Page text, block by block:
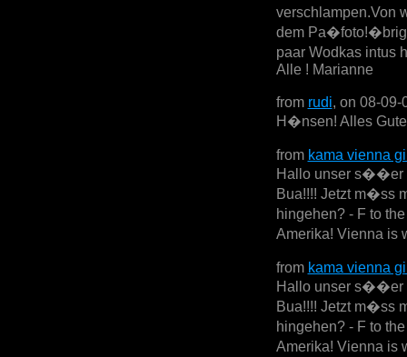
verschlampen.Von
dem
paar Wodkas intus
Alle ! Marianne
from rudi, on 08-09-
H�nsen! Alles
from kama vienna
Hallo unser s��er
Bua!!!! Jetzt m�ss
hingehen? - F to
Amerika! Vienna is
from kama vienna
Hallo unser s��er
Bua!!!! Jetzt m�ss
hingehen? - F to
Amerika! Vienna is